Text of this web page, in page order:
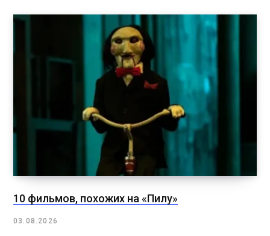
10 фильмов, похожих на «Пилу»
03.08.2026